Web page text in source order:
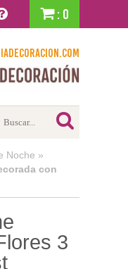
: 0
Noche »
con
3